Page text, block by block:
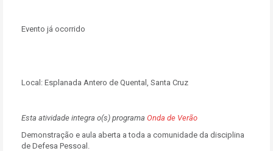
Evento já ocorrido
Local: Esplanada Antero de Quental, Santa Cruz
Esta atividade integra o(s) programa Onda de Verão
Demonstração e aula aberta a toda a comunidade da disciplina
de Defesa Pessoal.